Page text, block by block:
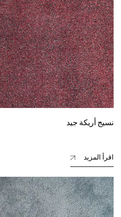
نسيج أريكة جيد
اقرأ المزيد